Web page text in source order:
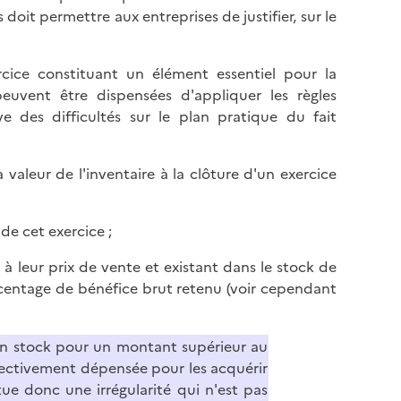
permettre aux entreprises de justifier, sur le
constituant un élément essentiel pour la
être dispensées d'appliquer les règles
des difficultés sur le plan pratique du fait
valeur de l'inventaire à la clôture d'un exercice
cet exercice ;
leur prix de vente et existant dans le stock de
de bénéfice brut retenu (voir cependant
stock pour un montant supérieur au
dépensée pour les acquérir
donc une irrégularité qui n'est pas